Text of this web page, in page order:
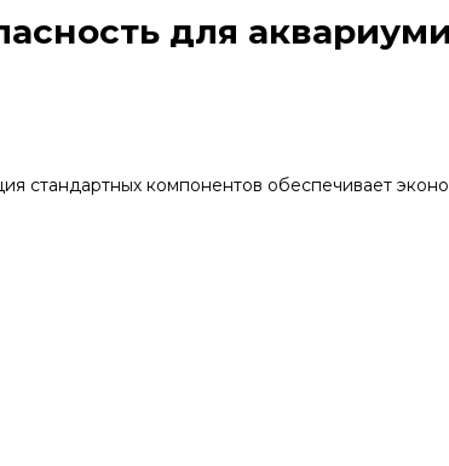
для
стандартных компонентов обеспечивает